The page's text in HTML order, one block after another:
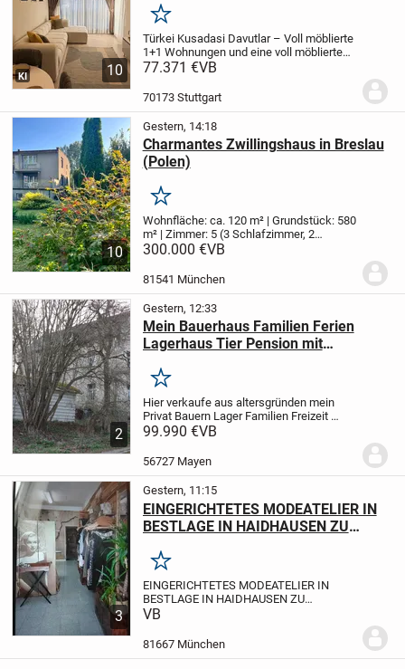
10
KI
Merken
Türkei Kusadasi Davutlar – Voll möblierte
1+1 Wohnungen und eine voll möblierte
2+1 WohnungUnsere Wohnungen sind
der Nähe von Supermärkten, dem
Gesundheitszent...
77.371 €VB
70173 Stuttgart
10
Gestern, 14:18
Charmantes Zwillingshaus in Breslau
(Polen)
Merken
Wohnfläche: ca. 120 m² | Grundstück: 580
m² | Zimmer: 5 (3 Schlafzimmer, 2
Wohnzimmer) | Baujahr: 1970er
(Doppelhaushälfte) aus den 1970er
300.000 €VB
81541 München
2
Gestern, 12:33
Mein Bauerhaus Familien Ferien
Lagerhaus Tier Pension mit
Merken
Hier verkaufe aus altersgründen mein
Privat Bauern Lager Familien Freizeit
Ferien Haus mit Garten+Campen
möglich,rundum Grundstück 205
qm+mehr möglich,Haus 100qm,9...
99.990 €VB
56727 Mayen
3
Gestern, 11:15
EINGERICHTETES MODEATELIER IN
BESTLAGE IN HAIDHAUSEN ZU
Merken
EINGERICHTETES MODEATELIER IN
BESTLAGE IN HAIDHAUSEN ZU
VERKAUFEN
DesignKUNDSCHAFT
vorhanden.LAGE:
VB
81667 München